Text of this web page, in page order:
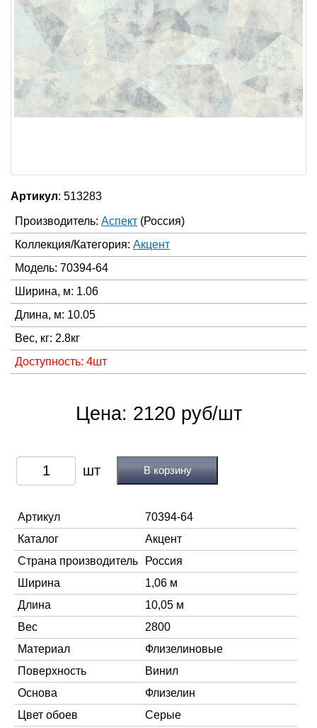
Артикул: 513283
Производитель: Аспект (Россия)
Коллекция/Категория: Акцент
Модель: 70394-64
Ширина, м: 1.06
Длина, м: 10.05
Вес, кг: 2.8кг
Доступность: 4шт
Цена: 2120 руб/шт
В корзину
Артикул
70394-64
Каталог
Акцент
Страна производитель
Россия
Ширина
1,06 м
Длина
10,05 м
Вес
2800
Материал
Флизелиновые
Поверхность
Винил
Основа
Флизелин
Цвет обоев
Серые